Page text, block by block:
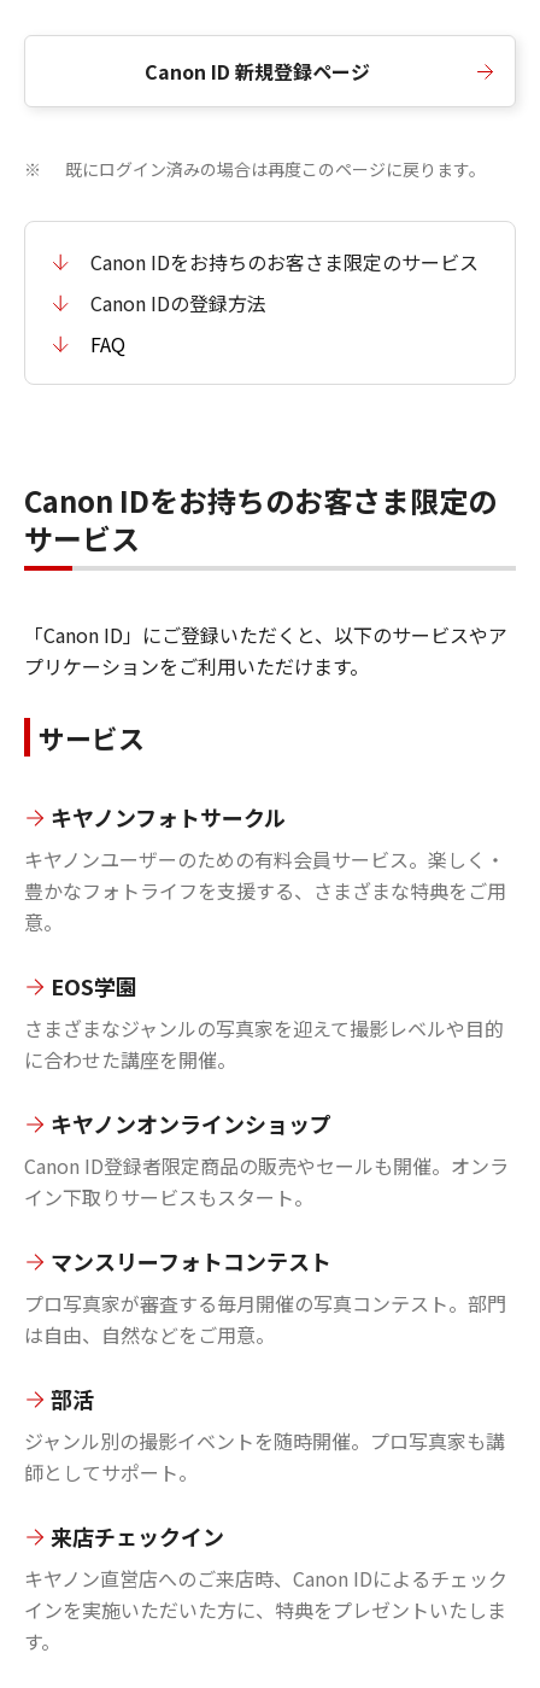
Canon ID 新規登録ページ
※ 既にログイン済みの場合は再度このページに戻ります。
Canon IDをお持ちのお客さま限定のサービス
Canon IDの登録方法
FAQ
Canon IDをお持ちのお客さま限定の
サービス
「Canon ID」にご登録いただくと、以下のサービスやア
プリケーションをご利用いただけます。
サービス
キヤノンフォトサークル
キヤノンユーザーのための有料会員サービス。楽しく・
豊かなフォトライフを支援する、さまざまな特典をご用
意。
EOS学園
さまざまなジャンルの写真家を迎えて撮影レベルや目的
に合わせた講座を開催。
キヤノンオンラインショップ
Canon ID登録者限定商品の販売やセールも開催。オンラ
イン下取りサービスもスタート。
マンスリーフォトコンテスト
プロ写真家が審査する毎月開催の写真コンテスト。部門
は自由、自然などをご用意。
部活
ジャンル別の撮影イベントを随時開催。プロ写真家も講
師としてサポート。
来店チェックイン
キヤノン直営店へのご来店時、Canon IDによるチェック
インを実施いただいた方に、特典をプレゼントいたしま
す。